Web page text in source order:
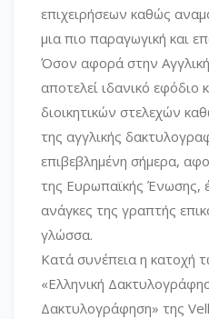
επιχειρήσεων καθώς
μια πιο παραγωγική και
Όσον αφορά στην
αποτελεί ιδανικό εφόδιο
διοικητικών στελεχών
της αγγλικής
επιβεβλημένη σήμερα,
της Ευρωπαϊκής Ένωσης,
ανάγκες της γραπτής
γλώσσα.
Κατά συνέπεια η κατοχή
«Ελληνική
Δακτυλογράφηση» της